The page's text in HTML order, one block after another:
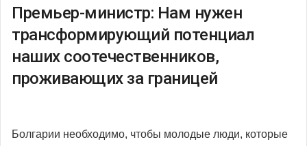
Премьер-министр: Нам нужен
трансформирующий потенциал
наших соотечественников,
проживающих за границей
Болгарии необходимо, чтобы молодые люди, которые